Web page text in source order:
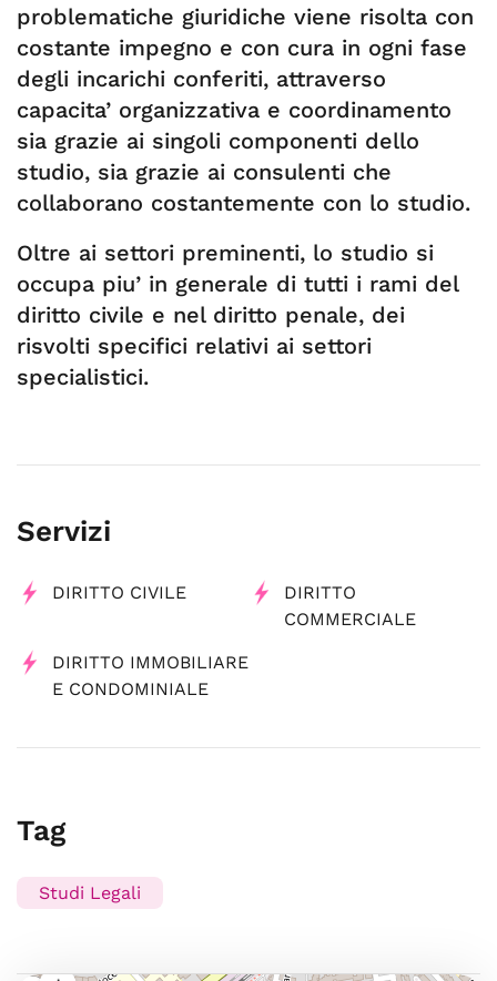
problematiche giuridiche viene risolta con
costante impegno e con cura in ogni fase
degli incarichi conferiti, attraverso
capacita’ organizzativa e coordinamento
sia grazie ai singoli componenti dello
studio, sia grazie ai consulenti che
collaborano costantemente con lo studio.
Oltre ai settori preminenti, lo studio si
occupa piu’ in generale di tutti i rami del
diritto civile e nel diritto penale, dei
risvolti specifici relativi ai settori
specialistici.
Servizi
DIRITTO CIVILE
DIRITTO
COMMERCIALE
DIRITTO IMMOBILIARE
E CONDOMINIALE
Tag
Studi Legali